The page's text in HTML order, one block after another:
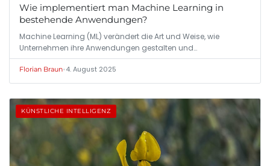
Wie implementiert man Machine Learning in
bestehende Anwendungen?
Machine Learning (ML) verändert die Art und Weise, wie
Unternehmen ihre Anwendungen gestalten und…
Florian Braun•4. August 2025
KÜNSTLICHE INTELLIGENZ